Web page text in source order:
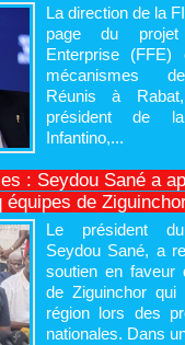
La direction de la
page du projet
Enterprise
mécanismes
Réunis à
président de
Infantino,...
: Seydou Sané a
de
Le président
Seydou Sané, a
soutien en faveur
de Ziguinchor qui
région lors des
nationales. Dans